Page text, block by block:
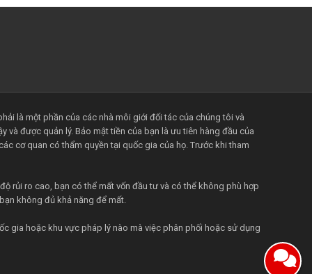
là một phần của các nhà môi giới đối tác của chúng tôi và
được quản lý. Bảo mật tiền của bạn là ưu tiên hàng đầu của
cơ quan có thẩm quyền tại quốc gia của họ. Trước khi tham
rủi ro cao, bạn có thể mất vốn đầu tư và có thể không phù hợp
không đủ khả năng để mất.
gia hoặc khu vực pháp lý nào mà việc phân phối hoặc sử dụng